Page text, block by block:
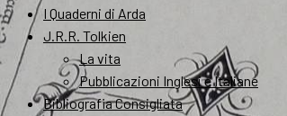
I Quaderni di Arda
J.R.R. Tolkien
La vita
Pubblicazioni Inglesi e Italiane
Bibliografia Consigliata